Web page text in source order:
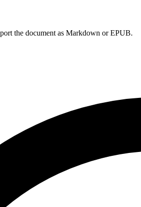
the document as Markdown or EPUB.